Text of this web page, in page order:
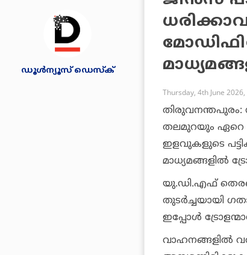
ഡൂള്‍ന്യൂസ് ഡെസ്‌ക്
Thursday, 4th June
തിരുവനന്തപുരം:
തലമുറയും ഏറെ
ഇളവുകളുടെ
മാധ്യമങ്ങളില്‍
യു.ഡി.എഫ്
തുടര്‍ച്ചയായി
ഇപ്പോള്‍
വാഹനങ്ങളില്‍